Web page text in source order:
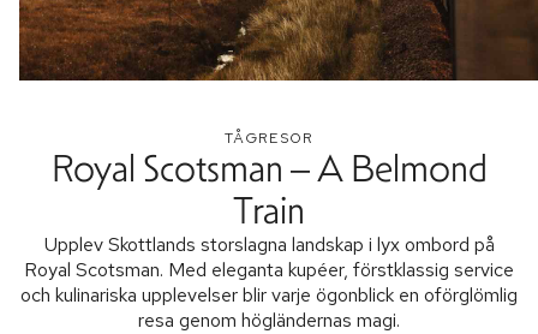
TÅGRESOR
Royal Scotsman – A Belmond
Train
Upplev Skottlands storslagna landskap i lyx ombord på
Royal Scotsman. Med eleganta kupéer, förstklassig service
och kulinariska upplevelser blir varje ögonblick en oförglömlig
resa genom högländernas magi.